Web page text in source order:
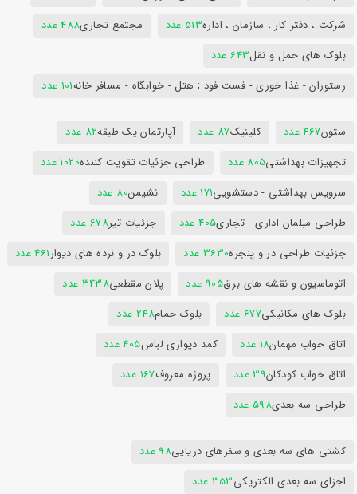
شرکت ، دفتر کار ، سازمان ، اداره513 عدد مجتمع تجاری488 عدد
بلوک های حمل و نقل643 عدد
رستوران - غذا خوری - فست فود ; هتل - خوابگاه - مسافر خانه101 عدد
ستون467 عدد کلینیک87 عدد آپارتمان یک طبقه82 عدد
تجهیزات بهداشتی805 عدد طراحی جزئیات تقویت کننده1020 عدد
سرویس بهداشتی - دستشویی171 عدد نشیمن80 عدد
طراحی مبلمان اداری - تجاری405 عدد جزئیات تیر678 عدد
جزئیات طراحی در و پنجره3630 عدد بلوک در و نرده های دیوار461 عدد
اتوماسیون و نقشه های برق905 عدد پلان مقطعی3438 عدد
بلوک های مکانیکی677 عدد بلوک حمام248 عدد
اتاق خواب مهمان18 عدد کمد دیواری لباس405 عدد
اتاق خواب کودکان39 عدد پروژه معروف167 عدد
طراحی سه بعدی598 عدد
کشتی های سه بعدی و سفرهای دریایی98 عدد
اجزای سه بعدی الکتریکی353 عدد